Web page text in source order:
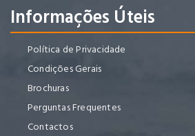
Informações Úteis
Política de Privacidade
Condições Gerais
Brochuras
Perguntas Frequentes
Contactos